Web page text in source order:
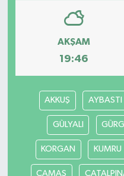
AKŞAM
19:46
AKKUŞ AYBASTI
GÜLYALI
KORGAN KUMRU
ÇAMAŞ